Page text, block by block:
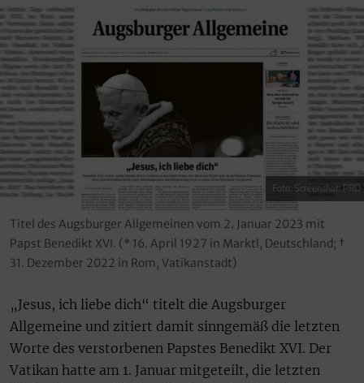
Foto: Screenshot: PRO
Titel des Augsburger Allgemeinen vom 2. Januar 2023 mit
Papst Benedikt XVI. (* 16. April 1927 in Marktl, Deutschland; †
31. Dezember 2022 in Rom, Vatikanstadt)
„Jesus, ich liebe dich“ titelt die Augsburger
Allgemeine und zitiert damit sinngemäß die letzten
Worte des verstorbenen Papstes Benedikt XVI. Der
Vatikan hatte am 1. Januar mitgeteilt, die letzten